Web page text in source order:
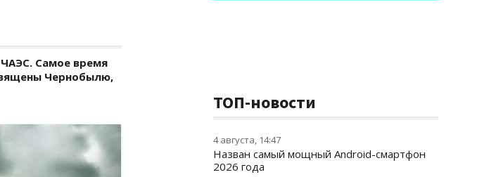
Самое время
Чернобылю,
ТОП-новости
4 августа, 14:47
Назван самый мощный Android-смартфон
2026 года